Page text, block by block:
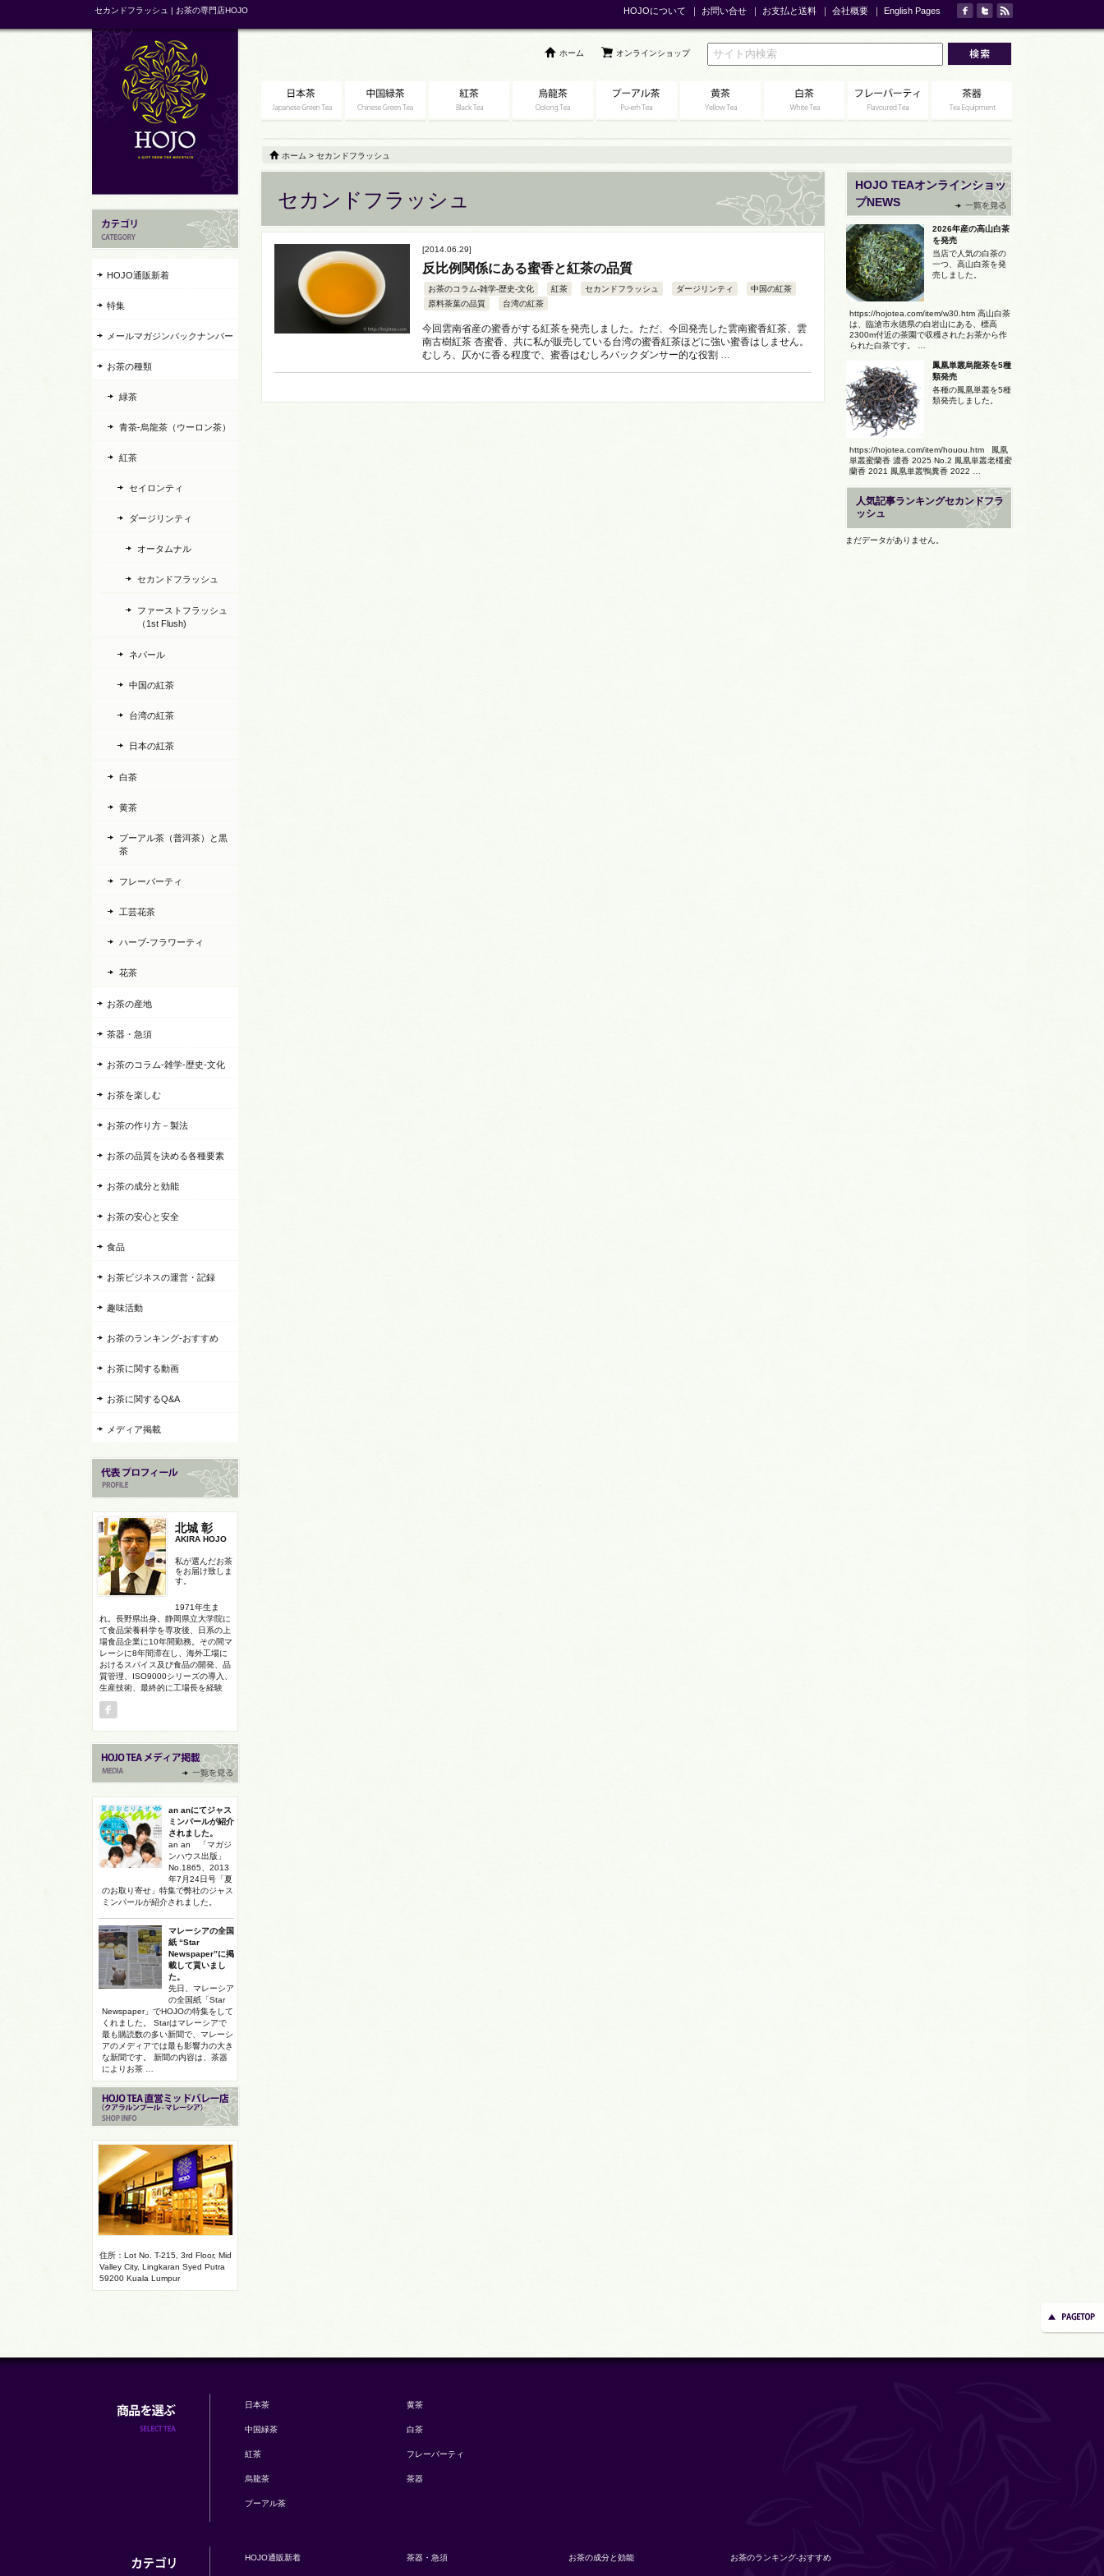
セカンドフラッシュ | お茶の専門店HOJO HOJOについて ｜ お問い合せ ｜ お支払と送料 ｜ 会社概要 ｜ English Pages
ホーム オンラインショップ
ホーム > セカンドフラッシュ
セカンドフラッシュ
[2014.06.29]
反比例関係にある蜜香と紅茶の品質
お茶のコラム-雑学-歴史-文化 紅茶 セカンドフラッシュ ダージリンティ
中国の紅茶
原料茶葉の品質
台湾の紅茶
今回雲南省産の蜜香がする紅茶を発売しました。ただ、今回発売した雲南蜜香紅茶、雲
南古樹紅茶 杏蜜香、共に私が販売している台湾の蜜香紅茶ほどに強い蜜香はしません。
むしろ、仄かに香る程度で、蜜香はむしろバックダンサー的な役割 …
HOJO TEAオンラインショッ
プNEWS
2026年産の高山白茶
を発売
当店で人気の白茶の
一つ、高山白茶を発
売しました。
https://hojotea.com/item/w30.htm 高山白茶
は、臨滄市永徳県の白岩山にある、標高
2300m付近の茶園で収穫されたお茶から作
られた白茶です。 …
鳳凰単叢烏龍茶を5種
類発売
各種の鳳凰単叢を5種
類発売しました。
https://hojotea.com/item/houou.htm 鳳凰
単叢蜜蘭香 濃香 2025 No.2 鳳凰単叢老欉蜜
蘭香 2021 鳳凰単叢鴨糞香 2022 …
人気記事ランキングセカンドフラ
ッシュ
まだデータがありません。
HOJO通販新着
特集
メールマガジンバックナンバー
お茶の種類
緑茶
青茶-烏龍茶（ウーロン茶）
紅茶
セイロンティ
ダージリンティ
オータムナル
セカンドフラッシュ
ファーストフラッシュ
（1st Flush)
ネパール
中国の紅茶
台湾の紅茶
日本の紅茶
白茶
黄茶
プーアル茶（普洱茶）と黒
茶
フレーバーティ
工芸花茶
ハーブ-フラワーティ
花茶
お茶の産地
茶器・急須
お茶のコラム-雑学-歴史-文化
お茶を楽しむ
お茶の作り方－製法
お茶の品質を決める各種要素
お茶の成分と効能
お茶の安心と安全
食品
お茶ビジネスの運営・記録
趣味活動
お茶のランキング-おすすめ
お茶に関する動画
お茶に関するQ&A
メディア掲載
北城 彰
AKIRA HOJO
私が選んだお茶
をお届け致しま
す。
1971年生ま
れ。長野県出身。静岡県立大学院に
て食品栄養科学を専攻後、日系の上
場食品企業に10年間勤務。その間マ
レーシに8年間滞在し、海外工場に
おけるスパイス及び食品の開発、品
質管理、ISO9000シリーズの導入、
生産技術、最終的に工場長を経験
an anにてジャス
ミンパールが紹介
されました。
an an 「マガジ
ンハウス出版」
No.1865、2013
年7月24日号「夏
のお取り寄せ」特集で弊社のジャス
ミンパールが紹介されました。
マレーシアの全国
紙 “Star
Newspaper”に掲
載して貰いまし
た。
先日、マレーシア
の全国紙「Star
Newspaper」でHOJOの特集をして
くれました。 Starはマレーシアで
最も購読数の多い新聞で、マレーシ
アのメディアでは最も影響力の大き
な新聞です。 新聞の内容は、茶器
によりお茶 …
住所：Lot No. T-215, 3rd Floor, Mid
Valley City, Lingkaran Syed Putra
59200 Kuala Lumpur
日本茶
中国緑茶
紅茶
烏龍茶
プーアル茶
黄茶
白茶
フレーバーティ
茶器
HOJO通販新着 茶器・急須 お茶の成分と効能 お茶のランキング-おすすめ